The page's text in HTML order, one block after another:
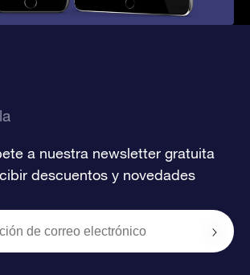
a nuestra newsletter gratuita
descuentos y novedades